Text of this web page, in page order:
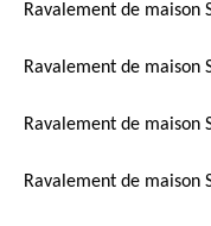
Ravalement de maison
Ravalement de maison
Ravalement de maison
Ravalement de maison